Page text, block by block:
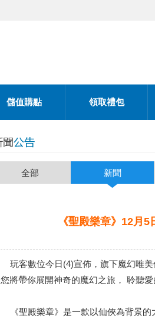
儲值購點 領取禮包
全部 新聞
《聖殿樂章》12月
玩客數位今日(4)宣佈，旗下魔幻唯
您將帶你展開神奇的魔幻之旅， 聆聽愛
《聖殿樂章》是一款以仙俠為背景的